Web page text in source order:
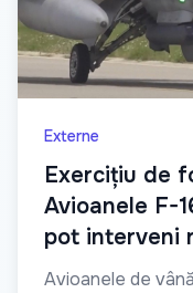
Externe
Exercițiu de
Avioanele F-
pot interveni
Avioanele de